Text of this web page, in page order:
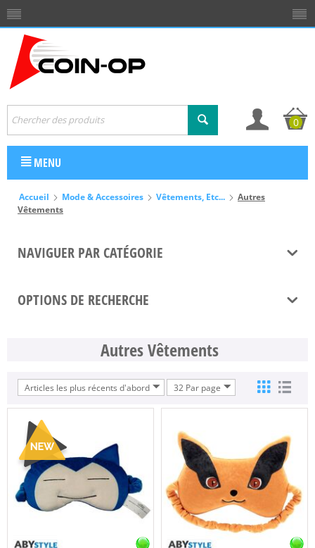
0
MENU
Accueil Mode & Accessoires Vêtements, Etc...
Autres
Vêtements
NAVIGUER PAR CATÉGORIE
OPTIONS DE RECHERCHE
Autres Vêtements
Articles les plus récents d'abord 32 Par page